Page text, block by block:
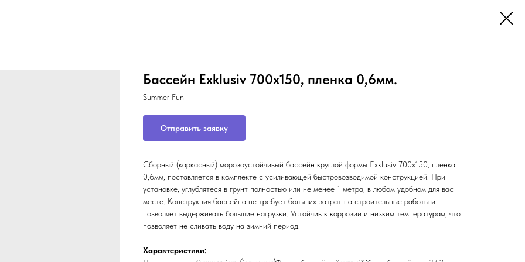
Бассейн Exklusiv 700x150, пленка 0,6мм.
Summer Fun
Отправить заявку
Сборный (каркасный) морозоустойчивый бассейн круглой формы Exklusiv 700x150, пленка
0,6мм, поставляется в комплекте с усиливающей быстровозводимой конструкцией. При
установке, углублятеся в грунт полностью или не менее 1 метра, в любом удобном для вас
месте. Конструкция бассейна не требует больших затрат на строительные работы и
позволяет выдерживать большие нагрузки. Устойчив к коррозии и низким температурам, что
позволяет не сливать воду на зимний период.
Характеристики: